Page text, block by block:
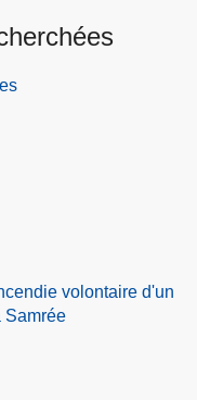
volontaire d'un
Samrée